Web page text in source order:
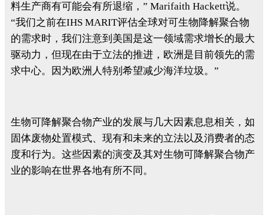
料生产商有可能会有所退缩，” Marifaith Hackett说。
“我们之前在IHS MARIT评估全球对可生物降解聚合物
的需求时，我们注意到美国是这一领域需求增长的最大
驱动力，但现在由于立法的推进，欧洲是目前领先的需
求中心。因为欧洲人特别希望减少海洋垃圾。”
生物可降解聚合物产业的发展与几大因素息息相关，如
固体废物处置模式、现有和未来的立法以及消费者的态
度和行为。这些因素的演变及其对生物可降解聚合物产
业的影响在世界各地有所不同。